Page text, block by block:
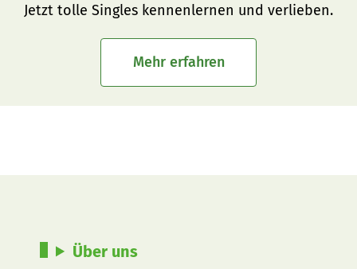
Jetzt tolle Singles kennenlernen und verlieben.
Mehr erfahren
Über uns